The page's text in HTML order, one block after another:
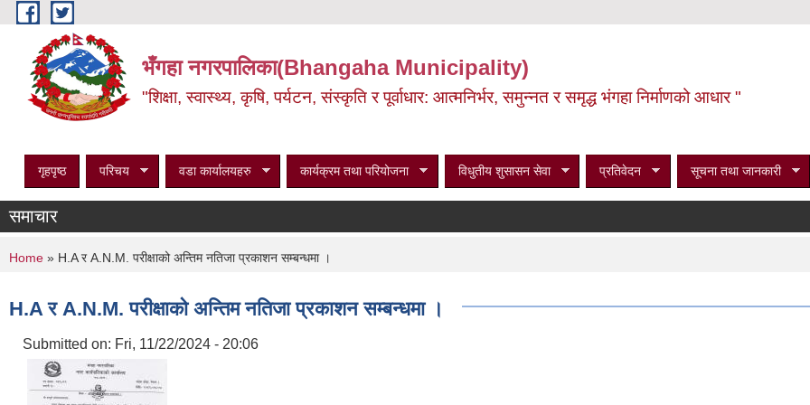
Skip to main content
भँगहा नगरपालिका(Bhangaha Municipality)
"शिक्षा, स्वास्थ्य, कृषि, पर्यटन, संस्कृति र पूर्वाधार: आत्मनिर्भर, समुन्नत र समृद्ध भंगहा निर्माणको आधार "
गृहपृष्ठ परिचय वडा कार्यालयहरु कार्यक्रम तथा परियोजना विधुतीय शुसासन सेवा प्रतिवेदन सूचना तथा जानकारी
समाचार
You are here
Home » H.A र A.N.M. परीक्षाको अन्तिम नतिजा प्रकाशन सम्बन्धमा ।
H.A र A.N.M. परीक्षाको अन्तिम नतिजा प्रकाशन सम्बन्धमा ।
Submitted on: Fri, 11/22/2024 - 20:06